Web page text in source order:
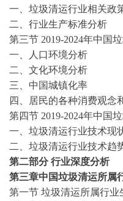
一、垃圾清运行业相关政
二、行业生产标准分析
第三节 2019-2024年中国
一、人口环境分析
二、文化环境分析
三、中国城镇化率
四、居民的各种消费观念
第四节 2019-2024年中国
一、垃圾清运行业技术现
二、垃圾清运行业技术趋
第二部分 行业深度分析
第三章中国垃圾清运所属
第一节 垃圾清运所属行业